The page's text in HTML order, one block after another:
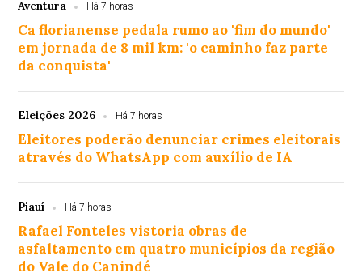
Aventura Há 7 horas
Ca florianense pedala rumo ao 'fim do mundo'
em jornada de 8 mil km: 'o caminho faz parte
da conquista'
Eleições 2026 Há 7 horas
Eleitores poderão denunciar crimes eleitorais
através do WhatsApp com auxílio de IA
Piauí Há 7 horas
Rafael Fonteles vistoria obras de
asfaltamento em quatro municípios da região
do Vale do Canindé